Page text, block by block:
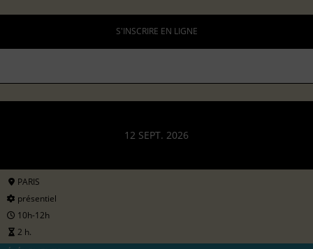
S'INSCRIRE EN LIGNE
12 SEPT. 2026
PARIS
présentiel
10h-12h
2 h.